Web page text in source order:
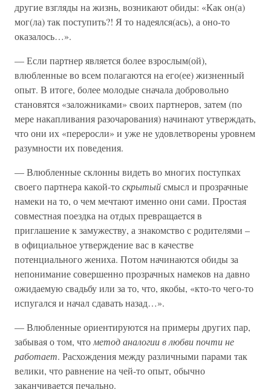
другие взгляды на жизнь, возникают обиды: «Как он(а)
мог(ла) так поступить?! Я то надеялся(ась), а оно-то
оказалось…».
— Если партнер является более взрослым(ой),
влюбленные во всем полагаются на его(ее) жизненный
опыт. В итоге, более молодые сначала добровольно
становятся «заложниками» своих партнеров, затем (по
мере накапливания разочарования) начинают утверждать,
что они их «переросли» и уже не удовлетворены уровнем
разумности их поведения.
— Влюбленные склонны видеть во многих поступках
своего партнера какой-тоскрытыйсмысл и прозрачные
намеки на то, о чем мечтают именно они сами. Простая
совместная поездка на отдых превращается в
приглашение к замужеству, а знакомство с родителями –
в официальное утверждение вас в качестве
потенциального жениха. Потом начинаются обиды за
непонимание совершенно прозрачных намеков на давно
ожидаемую свадьбу или за то, что, якобы, «кто-то чего-то
испугался и начал сдавать назад…».
— Влюбленные ориентируются на примеры других пар,
забывая о том, что метод аналогии в любви почти не
работает. Расхождения между различными парами так
велики, что равнение на чей-то опыт, обычно
заканчивается печально.